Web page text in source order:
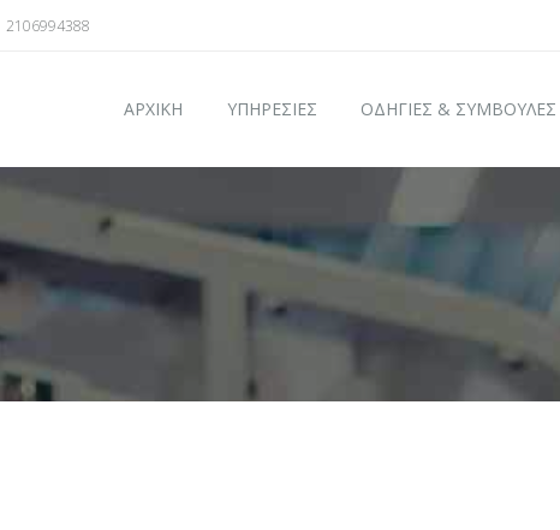
2106994388
ΑΡΧΙΚΗ ΥΠΗΡΕΣΙΕΣ ΟΔΗΓΙΕΣ & ΣΥΜΒΟΥΛΕΣ